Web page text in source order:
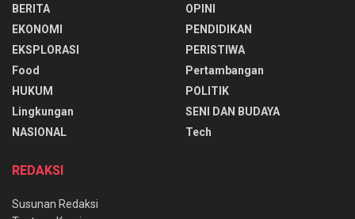
BERITA
EKONOMI
EKSPLORASI
Food
HUKUM
Lingkungan
NASIONAL
OPINI
PENDIDIKAN
PERISTIWA
Pertambangan
POLITIK
SENI DAN BUDAYA
Tech
REDAKSI
Susunan Redaksi